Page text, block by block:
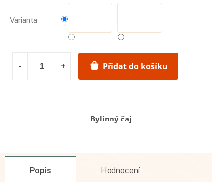
Varianta
Přidat do košíku
Bylinný čaj
Popis Hodnocení